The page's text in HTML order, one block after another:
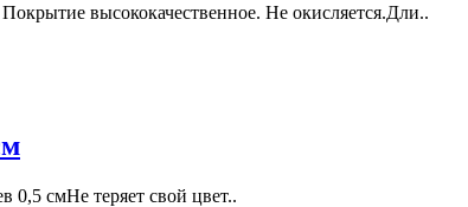
высококачественное. Не окисляется.Дли..
0,5 смНе теряет свой цвет..